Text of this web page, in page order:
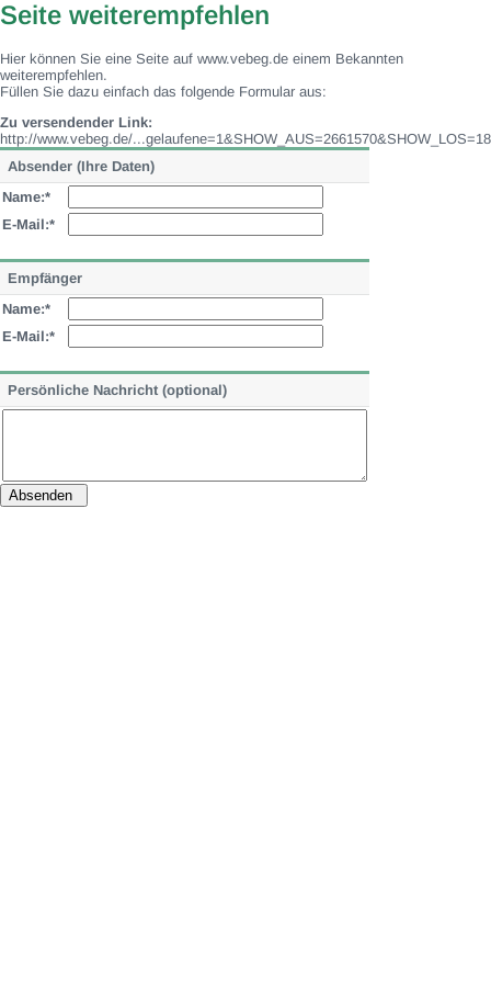
Seite weiterempfehlen
Hier können Sie eine Seite auf www.vebeg.de einem Bekannten
weiterempfehlen.
Füllen Sie dazu einfach das folgende Formular aus:
Zu versendender Link:
http://www.vebeg.de/...gelaufene=1&SHOW_AUS=2661570&SHOW_LOS=18
Absender (Ihre Daten)
Name:*
E-Mail:*
Empfänger
Name:*
E-Mail:*
Persönliche Nachricht (optional)